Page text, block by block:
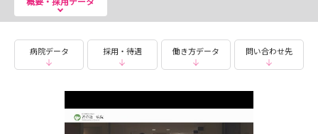
病院データ 採用・待遇 働き方データ 問い合わせ先